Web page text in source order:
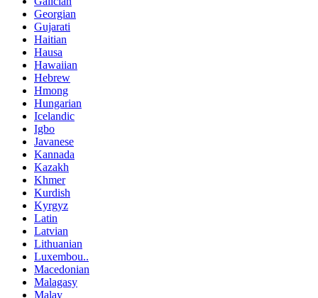
Georgian
Gujarati
Haitian
Hausa
Hawaiian
Hebrew
Hmong
Hungarian
Icelandic
Igbo
Javanese
Kannada
Kazakh
Khmer
Kurdish
Kyrgyz
Latin
Latvian
Lithuanian
Luxembou..
Macedonian
Malagasy
Malay